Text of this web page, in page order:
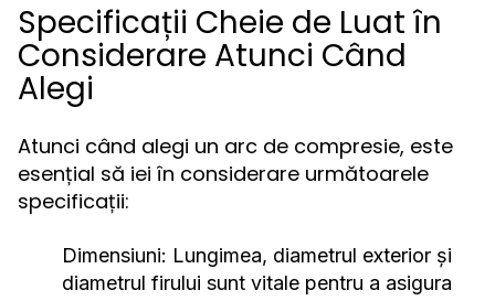
Specificații Cheie de Luat în
Considerare Atunci Când
Alegi
Atunci când alegi un arc de compresie, este
esențial să iei în considerare următoarele
specificații:
Dimensiuni: Lungimea, diametrul exterior și
diametrul firului sunt vitale pentru a asigura